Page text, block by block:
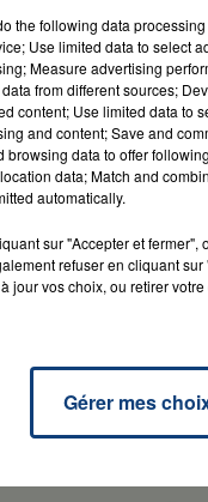
the following data
Use limited data to select
Measure advertising
from different sources;
content; Use limited data to
and content; Save and
browsing data to offer
data; Match and
automatically.
sur "Accepter et
refuser en cliquant
jour vos choix, ou retirer
Gérer mes